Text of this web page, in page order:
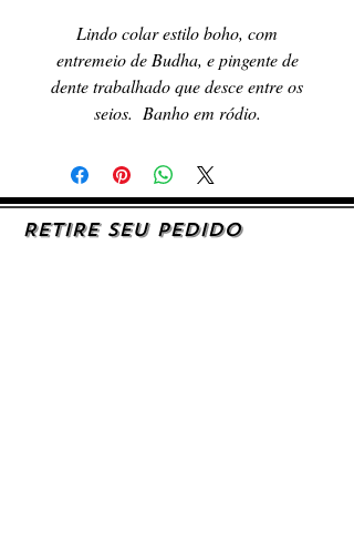
Lindo colar estilo boho, com
entremeio de Budha, e pingente de
dente trabalhado que desce entre os
seios. Banho em ródio.
RETIRE SEU PEDIDO